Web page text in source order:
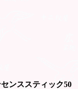
ンススティック50